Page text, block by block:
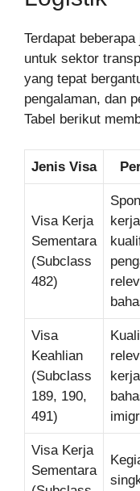
Terdapat beberapa
untuk sektor
yang tepat
pengalaman, dan
Tabel berikut
Jenis Visa
Visa Kerja
Sementara
(Subclass
482)
Visa
Keahlian
(Subclass
189, 190,
491)
Visa Kerja
Sementara